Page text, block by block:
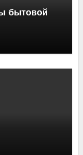
бытовой